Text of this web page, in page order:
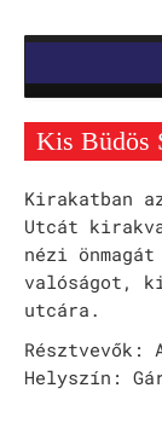
Mozsik
Vinnai
Szerb
Rókonok
It’s a
Kis Büdös
Kirakatban
Utcát
nézi
valóságot,
utcára.
Résztvevők:
Helyszín: